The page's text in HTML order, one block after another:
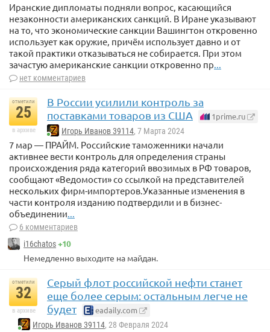
Иранские дипломаты подняли вопрос, касающийся
незаконности американских санкций. В Иране указывают
на то, что экономические санкции Вашингтон откровенно
использует как оружие, причём использует давно и от
такой практики отказываться не собирается. При этом
зачастую американские санкции откровенно пр
нет комментариев
отметили
25
в архиве
В России усилили контроль за
поставками товаров из США
1prime.ru
Игорь Иванов 39114, 7 Марта 2024
7 мар — ПРАЙМ. Российские таможенники начали
активнее вести контроль для определения страны
происхождения ряда категорий ввозимых в РФ товаров,
сообщают «Ведомости» со ссылкой на представителей
нескольких фирм-импортеров.Указанные изменения в
части контроля изданию подтвердили и в бизнес-
объединении...
6 комментариев
i16chatos+10
Немедленно выходите на майдан.
отметили
32
в архиве
Серый флот российской нефти станет
еще более серым: остальным легче не
будет
eadaily.com
Игорь Иванов 39114, 28 Февраля 2024